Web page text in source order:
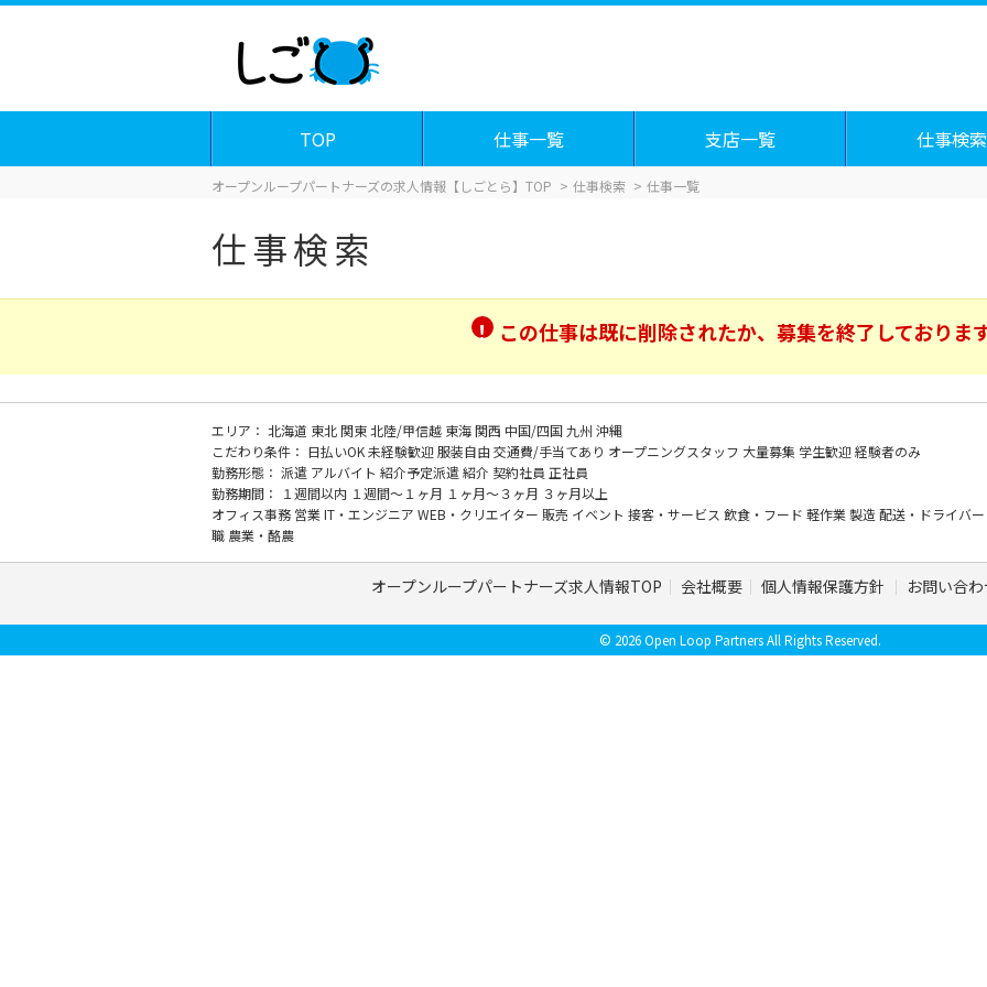
TOP 仕事一覧 支店一覧 仕事検索
オープンループパートナーズの求人情報【しごとら】TOP 仕事検索 仕事一覧
仕事検索
この仕事は既に削除されたか、募集を終了しております
エリア： 北海道 東北関東北陸/甲信越 東海関西 中国/四国九州 沖縄
こだわり条件： 日払いOK未経験歓迎服装自由交通費/手当てあり オープニングスタッフ 大量募集 学生歓迎経験者のみ
勤務形態： 派遣 アルバイト 紹介予定派遣紹介 契約社員 正社員
勤務期間：
１週間以内 １週間～１ヶ月 １ヶ月～３ヶ月 ３ヶ月以上
オフィス事務 営業IT・エンジニア WEB・クリエイター 販売 イベント 接客・サービス 飲食・フード 軽作業製造配送・ドライバー
職 農業・酪農
オープンループパートナーズ求人情報TOP 会社概要 個人情報保護方針 お問い合わ
© 2026 Open Loop Partners All Rights Reserved.